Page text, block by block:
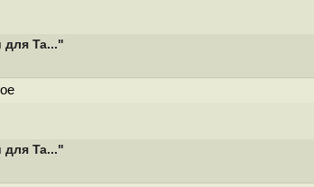
для Ta..."
для Ta..."